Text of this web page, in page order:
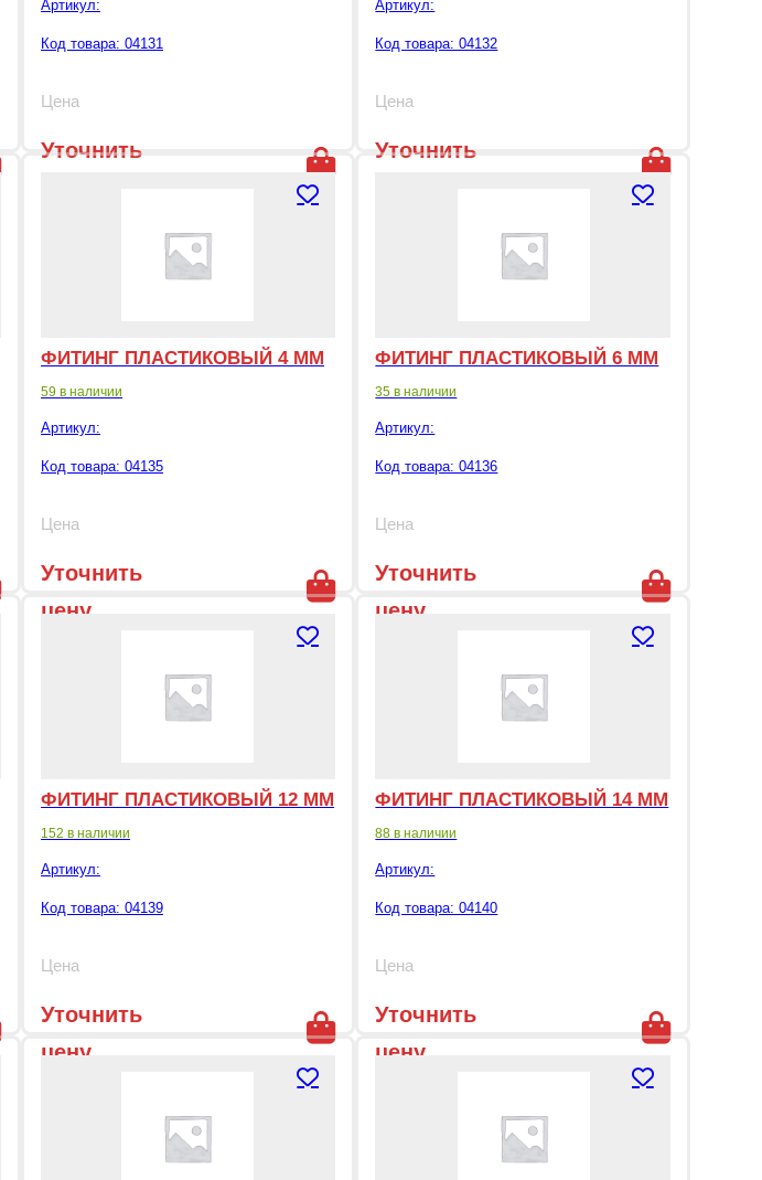
Артикул:
Код товара: 04131
Цена
Уточнить
Артикул:
Код товара: 04132
Цена
Уточнить
ФИТИНГ ПЛАСТИКОВЫЙ 4 ММ
59 в наличии
Артикул:
Код товара: 04135
Цена
Уточнить
цену
ФИТИНГ ПЛАСТИКОВЫЙ 6 ММ
35 в наличии
Артикул:
Код товара: 04136
Цена
Уточнить
цену
ФИТИНГ ПЛАСТИКОВЫЙ 12 ММ
152 в наличии
Артикул:
Код товара: 04139
Цена
Уточнить
цену
ФИТИНГ ПЛАСТИКОВЫЙ 14 ММ
88 в наличии
Артикул:
Код товара: 04140
Цена
Уточнить
цену